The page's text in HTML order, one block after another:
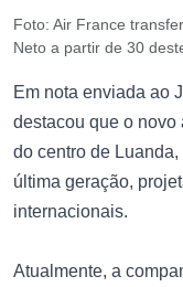
Foto: Air France
Neto a partir de 30
Em nota enviada ao
destacou que o novo
do centro de
última geração,
internacionais.
Atualmente, a